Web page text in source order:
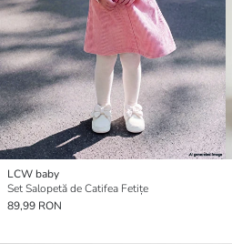
LCW baby
Set Salopetă de Catifea Fetițe
89,99 RON